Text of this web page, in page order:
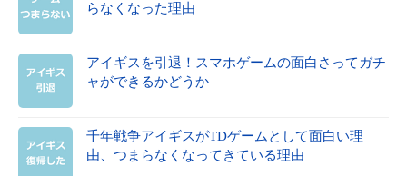
らなくなった理由
アイギスを引退！スマホゲームの面白さってガチ
ャができるかどうか
千年戦争アイギスがTDゲームとして面白い理
由、つまらなくなってきている理由